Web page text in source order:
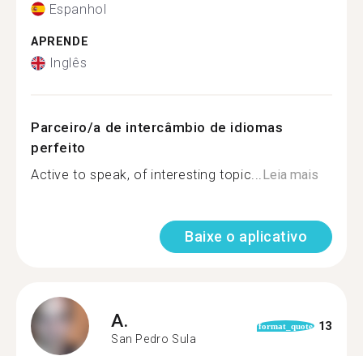
Espanhol
APRENDE
Inglês
Parceiro/a de intercâmbio de idiomas
perfeito
Active to speak, of interesting topic...Leia mais
Baixe o aplicativo
A.
San Pedro Sula
format_quote 13